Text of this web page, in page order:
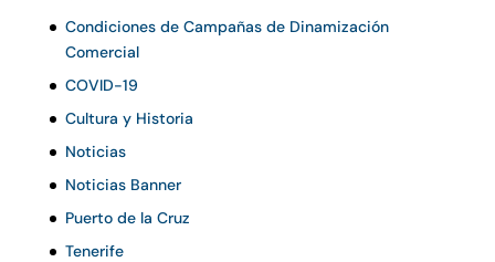
Condiciones de Campañas de Dinamización
Comercial
COVID-19
Cultura y Historia
Noticias
Noticias Banner
Puerto de la Cruz
Tenerife